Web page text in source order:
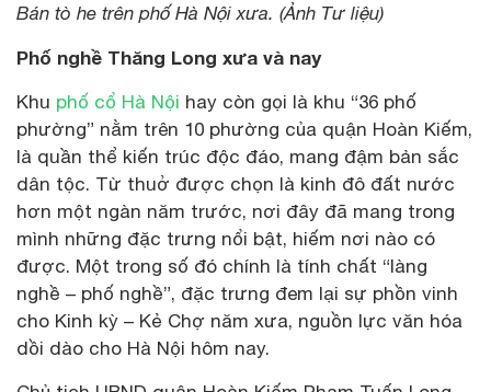
Bán tò he trên phố Hà Nội xưa. (Ảnh Tư liệu)
Phố nghề Thăng Long xưa và nay
Khu phố cổ Hà Nội hay còn gọi là khu “36 phố
phường” nằm trên 10 phường của quận Hoàn Kiếm,
là quần thể kiến trúc độc đáo, mang đậm bản sắc
dân tộc. Từ thuở được chọn là kinh đô đất nước
hơn một ngàn năm trước, nơi đây đã mang trong
mình những đặc trưng nổi bật, hiếm nơi nào có
được. Một trong số đó chính là tính chất “làng
nghề – phố nghề”, đặc trưng đem lại sự phồn vinh
cho Kinh kỳ – Kẻ Chợ năm xưa, nguồn lực văn hóa
dồi dào cho Hà Nội hôm nay.